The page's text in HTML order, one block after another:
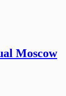
Moscow